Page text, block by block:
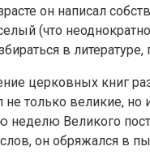
он написал
(что
в
церковных книг
только великие,
неделю Великого
он обряжался в